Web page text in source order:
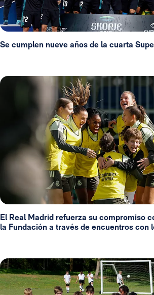
Se cumplen nueve años de la cuarta
El Real Madrid refuerza su compromiso
la Fundación a través de encuentros con